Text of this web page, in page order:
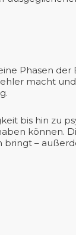
Phasen der
macht
bis hin zu
können.
bringt –